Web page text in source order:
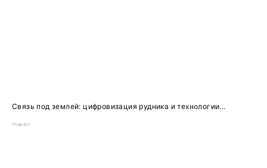
Связь под землей: цифровизация рудника и технологии...
Подкаст